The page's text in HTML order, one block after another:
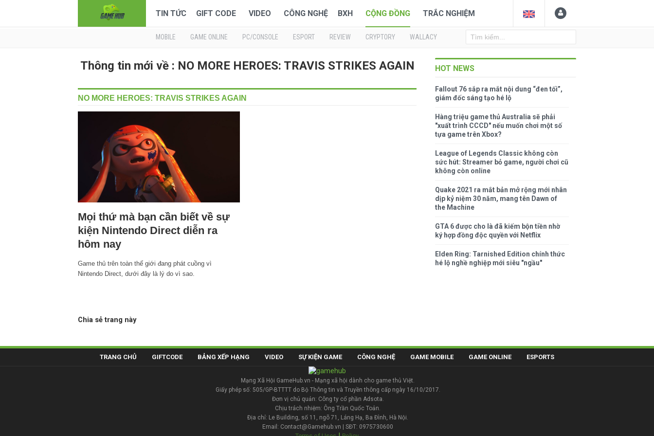
TIN TỨC GIFT CODE VIDEO CÔNG NGHỆ BXH CỘNG ĐỒNG TRẮC NGHIỆM
MOBILE GAME ONLINE PC/CONSOLE ESPORT REVIEW CRYPTORY WALLACY
Thông tin mới về : NO MORE HEROES: TRAVIS STRIKES AGAIN
NO MORE HEROES: TRAVIS STRIKES AGAIN
Mọi thứ mà bạn cần biết về sự
kiện Nintendo Direct diễn ra
hôm nay
Game thủ trên toàn thế giới đang phát cuồng vì
Nintendo Direct, dưới đây là lý do vì sao.
Chia sẻ trang này
HOT NEWS
Fallout 76 sắp ra mắt nội dung “đen tối”,
giám đốc sáng tạo hé lộ
Hàng triệu game thủ Australia sẽ phải
"xuất trình CCCD" nếu muốn chơi một số
tựa game trên Xbox?
League of Legends Classic không còn
sức hút: Streamer bỏ game, người chơi cũ
không còn online
Quake 2021 ra mắt bản mở rộng mới nhân
dịp kỷ niệm 30 năm, mang tên Dawn of
the Machine
GTA 6 được cho là đã kiếm bộn tiền nhờ
ký hợp đồng độc quyền với Netflix
Elden Ring: Tarnished Edition chính thức
hé lộ nghề nghiệp mới siêu "ngầu"
TRANG CHỦ GIFTCODE BẢNG XẾP HẠNG VIDEO SỰ KIỆN GAME CÔNG NGHỆ GAME MOBILE GAME ONLINE ESPORTS
Mạng Xã Hội GameHub.vn - Mạng xã hội dành cho game thủ Việt.
Giấy phép số: 505/GP-BTTTT do Bộ Thông tin và Truyền thông cấp ngày 16/10/2017.
Đơn vị chủ quản: Công ty cổ phần Adsota.
Chịu trách nhiệm: Ông Trần Quốc Toản.
Địa chỉ: Le Building, số 11, ngõ 71, Láng Hạ, Ba Đình, Hà Nội.
Email: Contact@Gamehub.vn | SĐT: 0975730600